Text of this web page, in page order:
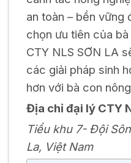
an toàn – bền vững
chọn ưu tiên của
CTY NLS SƠN LA
các giải pháp sinh
hơn với bà con
Địa chỉ đại lý CTY
Tiểu khu 7- Đội
La, Việt Nam